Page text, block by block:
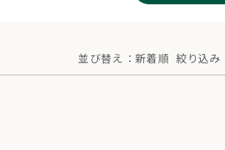
並び替え ：新着順 絞り込み